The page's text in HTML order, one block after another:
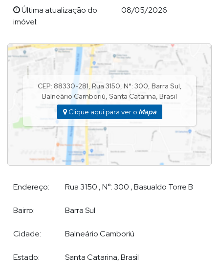
Departamento Comercial; neste tempo desenvolveu uma
enorme rede de relacionamento com proprietários,
imóvel que eventualmente ainda não disponha em sua pauta.
Demian hoje é conhecido no meio da corretagem por sua
transparência, prestatividade, dedicação, ética e
confiabilidade, que o fazem uma referência entre os parceiros
BALNEÁRIO CAMBORIÚ
Demian, atua em todo o litoral Catarinense, particularmente
se no atendimento e comercialização de imóveis de alto
padrão. Em outras regiões dispõe de eficazes parceiros que o
Última atualização do
imóvel:
08/05/2026
CEP: 88330-281, Rua 3150, N°: 300, Barra Sul,
Balneário Camboriú, Santa Catarina, Brasil
Clique aqui para ver o Mapa
Endereço: Rua 3150 ,N°:300 ,Basualdo Torre B
Bairro: Barra Sul
Cidade: Balneário Camboriú
Estado: Santa Catarina, Brasil